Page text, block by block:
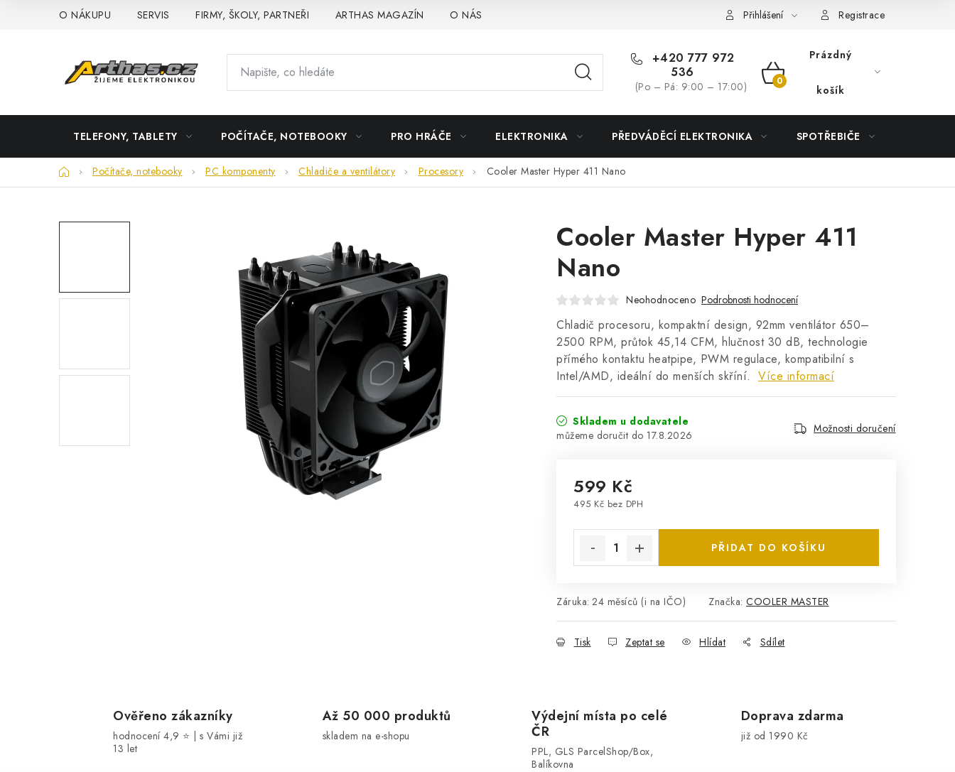
O NÁKUPU SERVIS FIRMY, ŠKOLY, PARTNEŘI ARTHAS MAGAZÍN O NÁS Přihlášení Registrace
+420 777 972
536
(Po – Pá: 9:00 – 17:00)
NÁKUPNÍ
Prázdný
košík
TELEFONY, TABLETY POČÍTAČE, NOTEBOOKY PRO HRÁČE ELEKTRONIKA PŘEDVÁDĚCÍ ELEKTRONIKA SPOTŘEBIČE
DomůPočítače, notebooky PC komponenty Chladiče a ventilátory Procesory Cooler Master Hyper 411 Nano
Cooler Master Hyper 411
Nano
Neohodnoceno Podrobnosti hodnocení
Chladič procesoru, kompaktní design, 92mm ventilátor 650–
2500 RPM, průtok 45,14 CFM, hlučnost 30 dB, technologie
přímého kontaktu heatpipe, PWM regulace, kompatibilní s
Intel/AMD, ideální do menších skříní. Více informací
Skladem u dodavatele
17.8.2026
Možnosti doručení
599 Kč
495 Kč bez DPH
PŘIDAT DO KOŠÍKU
Záruka: 24 měsíců (i na IČO) Značka: COOLER MASTER
Tisk Zeptat se Hlídat Sdílet
Ověřeno zákazníky
hodnocení 4,9 ⭐ | s Vámi již
13 let
Až 50 000 produktů
skladem na e-shopu
Výdejní místa po celé
ČR
PPL, GLS ParcelShop/Box,
Balíkovna
Doprava zdarma
již od 1990 Kč